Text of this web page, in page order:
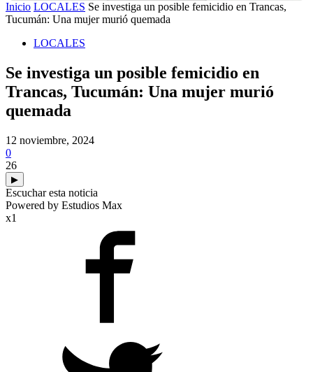
Inicio LOCALES Se investiga un posible femicidio en Trancas,
Tucumán: Una mujer murió quemada
LOCALES
Se investiga un posible femicidio en
Trancas, Tucumán: Una mujer murió
quemada
12 noviembre, 2024
0
26
▶
Escuchar esta noticia
Powered by Estudios Max
x1